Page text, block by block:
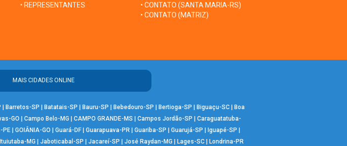
• REPRESENTANTES
• CONTATO (SANTA MARIA-RS)
• CONTATO (MATRIZ)
MAIS CIDADES ONLINE
| Barretos-SP | Batatais-SP | Bauru-SP | Bebedouro-SP | Bertioga-SP | Biguaçu-SC| Boa
GO | Campo Belo-MG | CAMPO GRANDE-MS | Campos Jordão-SP | Caraguatatuba-
PE | GOIÂNIA-GO | Guará-DF | Guarapuava-PR | Guariba-SP | Guarujá-SP | Iguapé-SP |
Ituiutaba-MG | Jaboticabal-SP | Jacareí-SP | José Raydan-MG | Lages-SC| Londrina-PR